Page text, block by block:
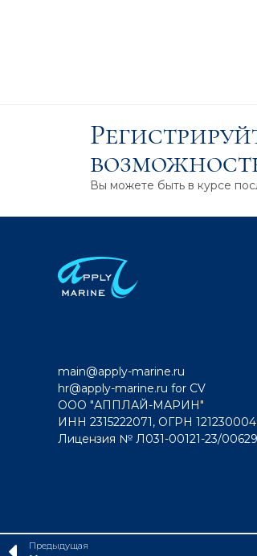
Предыдущая
Вы можете быть в курсе
main@apply-marine.ru
hr@apply-marine.ru for CV
ООО "АППЛАЙ-МАРИН"
ИНН 2315222071, ОГРН
Лицензия № Л031-00121-23/